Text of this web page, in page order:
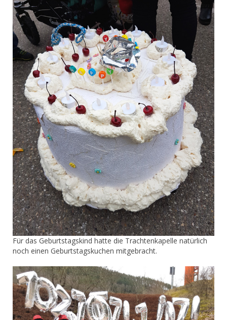
Für das Geburtstagskind hatte die Trachtenkapelle natürlich
noch einen Geburtstagskuchen mitgebracht.